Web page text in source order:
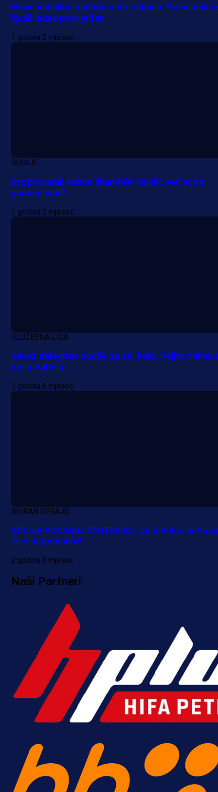
Da li je selektor zadovoljan: Evo
Alajbegovića u Juventus!
Nova sudijska sramota u bh.fudbalu: Penal dok
igrač ležao povrijeđen
1 godina 2 mjesec
SUDIJE
Brz povratak nakon skandala: Halkić već sutra
ponovo sudi!
1 godina 2 mjesec
SLUŽBENA LICA
Savez delegirao sudije za 18. kolo, Peljto nakon
ide u Gabelu!
1 godina 5 mjesec
SVIRAN OFSAJD
SUDIJA PODIGAO ZASTAVICU: Je li Velež
za čist pogodak?
2 godina 3 mjesec
Naši Partneri